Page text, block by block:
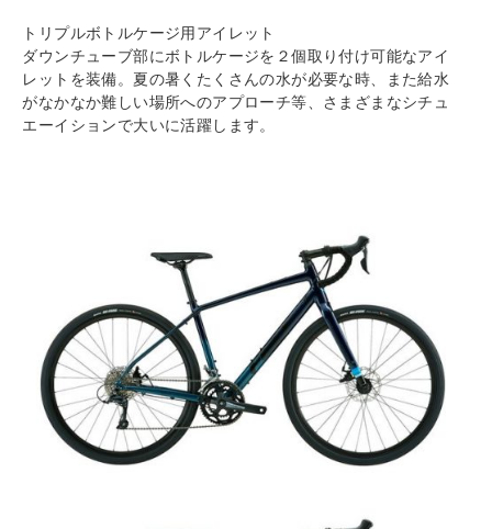
トリプルボトルケージ用アイレット
ダウンチューブ部にボトルケージを２個取り付け可能なアイ
レットを装備。夏の暑くたくさんの水が必要な時、また給水
がなかなか難しい場所へのアプローチ等、さまざまなシチュ
エーイションで大いに活躍します。